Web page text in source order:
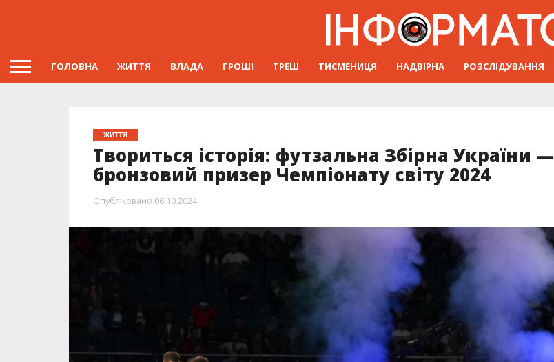
ГОЛОВНА ЖИТТЯ ВЛАДА ГРОШІ ТРЕШ ТИСМЕНИЦЯ НАДВІРНА РОЗСЛІДУВАННЯ
ЖИТТЯ
Твориться історія: футзальна Збірна України —
бронзовий призер Чемпіонату світу 2024
Опубліковано 06.10.2024